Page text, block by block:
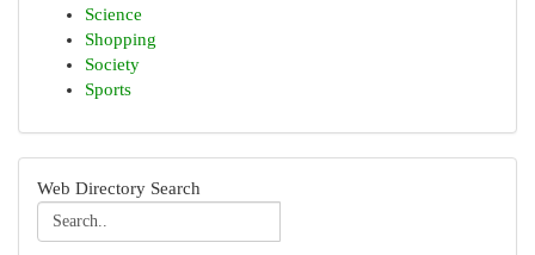
Science
Shopping
Society
Sports
Web Directory Search